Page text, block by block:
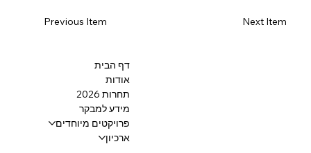
Next Item
Previous Item
דף הבית
אודות
תחרות 2026
מידע למבקר
פרויקטים מיוחדים
ארכיון